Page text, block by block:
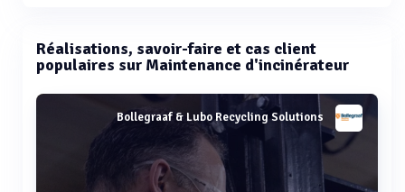
Réalisations, savoir-faire et cas client
populaires sur Maintenance d'incinérateur
Bollegraaf & Lubo Recycling Solutions